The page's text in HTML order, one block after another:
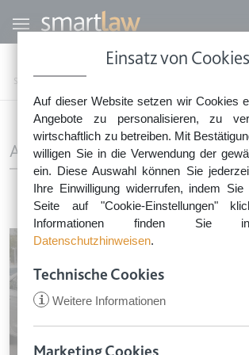
Einsatz von Cookies
Auf dieser Website setzen wir Cookies
Angebote zu personalisieren, zu
wirtschaftlich zu betreiben. Mit
willigen Sie in die Verwendung der
ein. Diese Auswahl können Sie
Ihre Einwilligung widerrufen, indem
Seite auf "Cookie-Einstellungen"
Informationen finden Sie
Datenschutzhinweisen.
Technische Cookies
i Weitere Informationen
Direkt zum Inhalt
0800 - 268 4 268 (kostenfrei)
Sie erreichen unser Service-Team:
Montag bis Freitag: 8-18 Uhr
Keine Rechtsberatung.
Benutzermenü
Startseite
Aktuelle Urteile aus Business
Mithaftung beim Falschparken:
was?